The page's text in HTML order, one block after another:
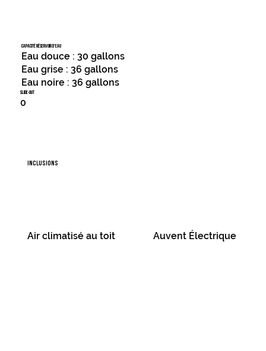
Air climatisé au toit Auvent Électrique
INCLUSIONS
CAPACITÉ RÉSERVOIR D'EAU
Eau douce : 30 gallons
Eau grise : 36 gallons
Eau noire : 36 gallons
slide-out
0